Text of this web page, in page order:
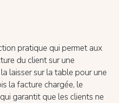
pratique qui permet aux
du client sur une
laisser sur la table pour une
la facture chargée, le
garantit que les clients ne